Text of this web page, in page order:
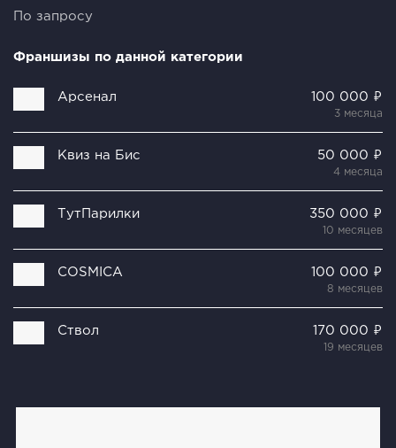
По запросу
Франшизы по данной категории
Арсенал 100 000 ₽
3 месяца
Квиз на Бис 50 000 ₽
4 месяца
ТутПарилки 350 000 ₽
10 месяцев
COSMICA 100 000 ₽
8 месяцев
Ствол 170 000 ₽
19 месяцев